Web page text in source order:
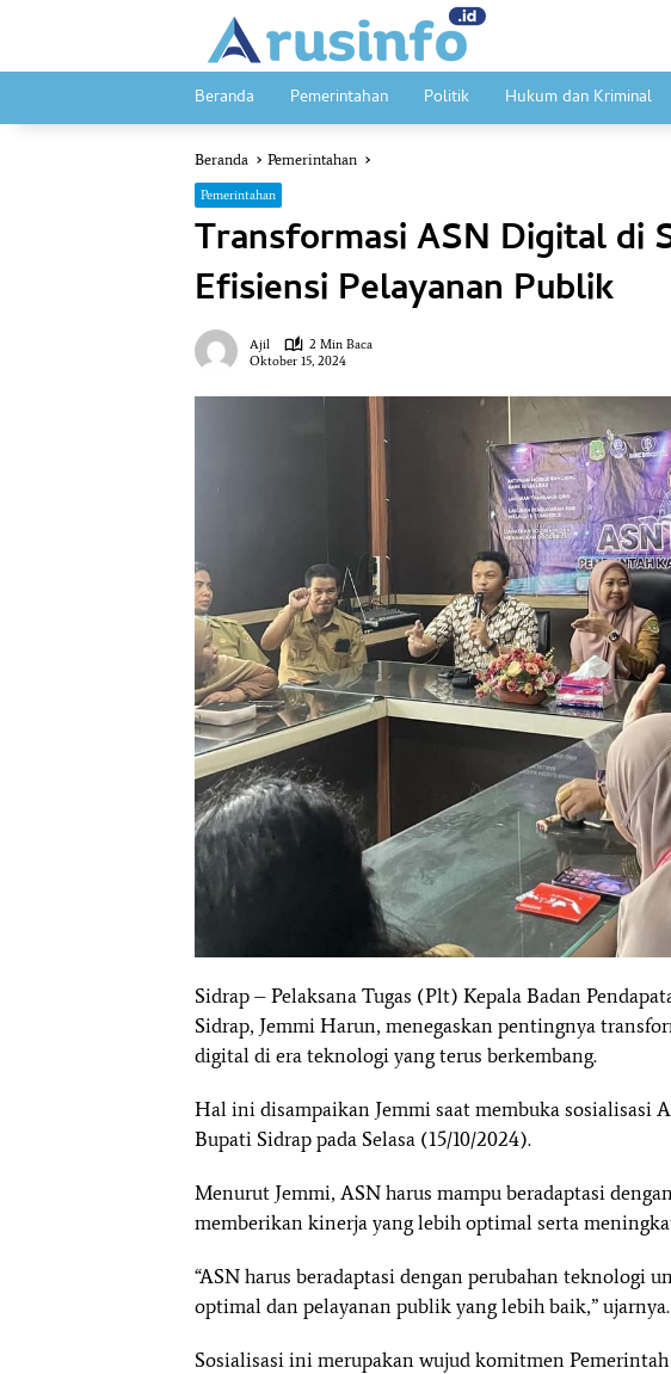
Beranda Pemerintahan Politik Hukum dan Kriminal
Beranda Pemerintahan
Pemerintahan
Transformasi ASN Digital di
Efisiensi Pelayanan Publik
Ajil
2 Min Baca
Oktober 15, 2024
Sidrap – Pelaksana Tugas (Plt) Kepala Badan
Sidrap, Jemmi Harun, menegaskan pentingnya
digital di era teknologi yang terus berkembang.
Hal ini disampaikan Jemmi saat membuka sosialisasi
Bupati Sidrap pada Selasa (15/10/2024).
Menurut Jemmi, ASN harus mampu beradaptasi
memberikan kinerja yang lebih optimal serta
“ASN harus beradaptasi dengan perubahan teknologi
optimal dan pelayanan publik yang lebih baik,” ujarnya.
Sosialisasi ini merupakan wujud komitmen